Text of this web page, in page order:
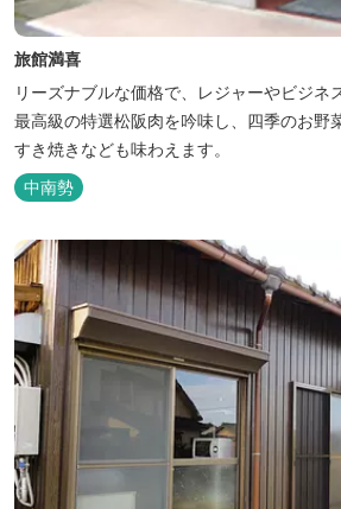
旅館満喜
リーズナブルな価格で、レジャーやビジネ
最高級の特選松阪肉を吟味し、四季のお野
すき焼きなども味わえます。
中南勢